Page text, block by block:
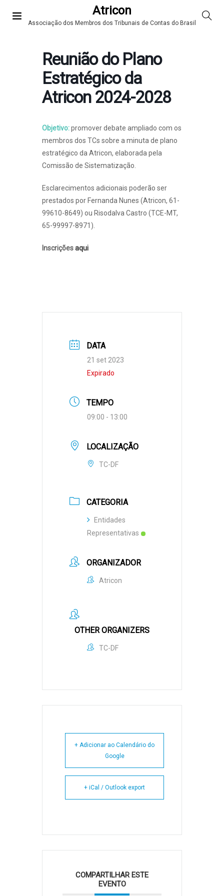
Atricon
Associação dos Membros dos Tribunais de Contas do Brasil
Reunião do Plano
Estratégico da
Atricon 2024-2028
Objetivo:promover debate ampliado com os
membros dos TCs sobre a minuta de plano
estratégico da Atricon, elaborada pela
Comissão de Sistematização.
Esclarecimentos adicionais poderão ser
prestados por Fernanda Nunes (Atricon, 61-
99610-8649) ou Risodalva Castro (TCE-MT,
65-99997-8971).
Inscriçõesaqui
DATA
21 set 2023
Expirado
TEMPO
09:00 - 13:00
LOCALIZAÇÃO
TC-DF
CATEGORIA
Entidades
Representativas
ORGANIZADOR
Atricon
OTHER ORGANIZERS
TC-DF
+ Adicionar ao Calendário do
Google
+ iCal / Outlook export
COMPARTILHAR ESTE
EVENTO